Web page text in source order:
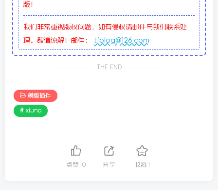
版！
我们非常重视版权问题，如有侵权请邮件与我们联系处
理。敬请谅解！邮件： tfblog@126.com
THE END
模版插件
# xiuno
点赞 10 分享 收藏